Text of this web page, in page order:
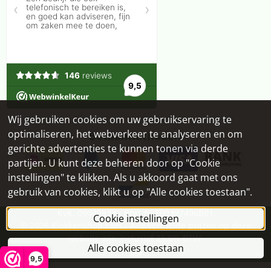
9,5
Betaalmethoden
KvK: 09049833 - Btw: NL800397496B01
Klokkenshop.com - Alle vermelde prijzen op deze
website zijn inclusief 21,0% BTW.
Wij gebruiken cookies om uw gebruikservaring te
optimaliseren, het webverkeer te analyseren en om
gerichte advertenties te kunnen tonen via derde
partijen. U kunt deze beheren door op "Cookie
instellingen" te klikken. Als u akkoord gaat met ons
gebruik van cookies, klikt u op "Alle cookies toestaan".
Cookie instellingen
Alle cookies toestaan